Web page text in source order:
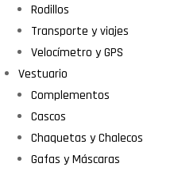
Rodillos
Transporte y viajes
Velocímetro y GPS
Vestuario
Complementos
Cascos
Chaquetas y Chalecos
Gafas y Máscaras